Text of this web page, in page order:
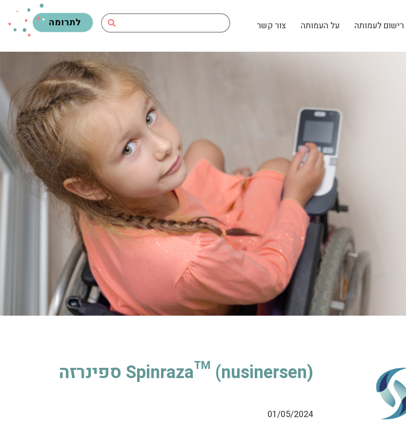
רישום לעמותה על העמותה צור קשר
Spinraza™ (nusinersen) ספינרזה
01/05/2024